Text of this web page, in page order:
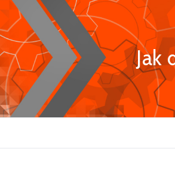
Jak